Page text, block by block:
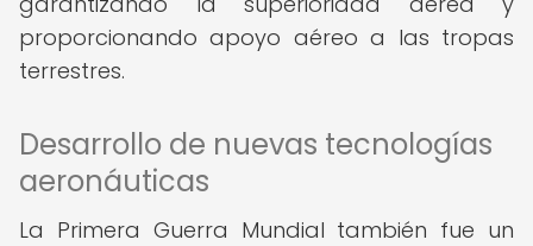
proporcionando apoyo aéreo a las tropas
terrestres.
Desarrollo de nuevas tecnologías
aeronáuticas
La Primera Guerra Mundial también fue un